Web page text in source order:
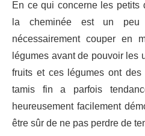
En ce qui concerne les petits
la cheminée est un
nécessairement couper en
légumes avant de pouvoir les
fruits et ces légumes ont
tamis fin a parfois
heureusement facilement
être sûr de ne pas perdre de